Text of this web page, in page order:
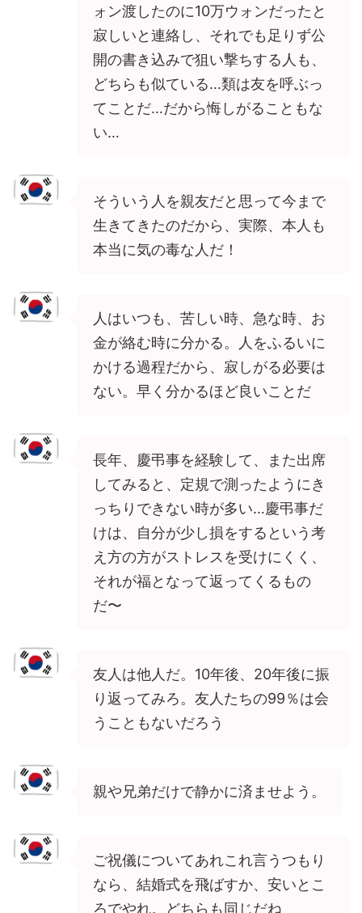
ォン渡したのに10万ウォンだったと
寂しいと連絡し、それでも足りず公
開の書き込みで狙い撃ちする人も、
どちらも似ている…類は友を呼ぶっ
てことだ…だから悔しがることもな
い…
そういう人を親友だと思って今まで
生きてきたのだから、実際、本人も
本当に気の毒な人だ！
人はいつも、苦しい時、急な時、お
金が絡む時に分かる。人をふるいに
かける過程だから、寂しがる必要は
ない。早く分かるほど良いことだ
長年、慶弔事を経験して、また出席
してみると、定規で測ったようにき
っちりできない時が多い…慶弔事だ
けは、自分が少し損をするという考
え方の方がストレスを受けにくく、
それが福となって返ってくるもの
だ〜
友人は他人だ。10年後、20年後に振
り返ってみろ。友人たちの99％は会
うこともないだろう
親や兄弟だけで静かに済ませよう。
ご祝儀についてあれこれ言うつもり
なら、結婚式を飛ばすか、安いとこ
ろでやれ。どちらも同じだね